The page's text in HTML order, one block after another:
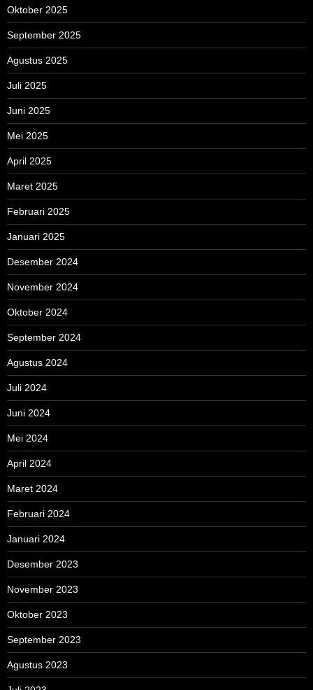
Oktober 2025
September 2025
Agustus 2025
Juli 2025
Juni 2025
Mei 2025
April 2025
Maret 2025
Februari 2025
Januari 2025
Desember 2024
November 2024
Oktober 2024
September 2024
Agustus 2024
Juli 2024
Juni 2024
Mei 2024
April 2024
Maret 2024
Februari 2024
Januari 2024
Desember 2023
November 2023
Oktober 2023
September 2023
Agustus 2023